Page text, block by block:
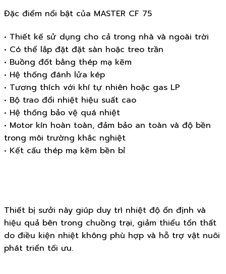
Đặc điểm nổi bật của MASTER CF 75
• Thiết kế sử dụng cho cả trong nhà và ngoài trời
• Có thể lắp đặt đặt sàn hoặc treo trần
• Buồng đốt bằng thép mạ kẽm
• Hệ thống đánh lửa kép
• Tương thích với khí tự nhiên hoặc gas LP
• Bộ trao đổi nhiệt hiệu suất cao
• Hệ thống bảo vệ quá nhiệt
• Motor kín hoàn toàn, đảm bảo an toàn và độ bền
trong môi trường khắc nghiệt
• Kết cấu thép mạ kẽm bền bỉ
Thiết bị sưởi này giúp duy trì nhiệt độ ổn định và
hiệu quả bên trong chuồng trại, giảm thiểu tổn thất
do điều kiện nhiệt không phù hợp và hỗ trợ vật nuôi
phát triển tối ưu.